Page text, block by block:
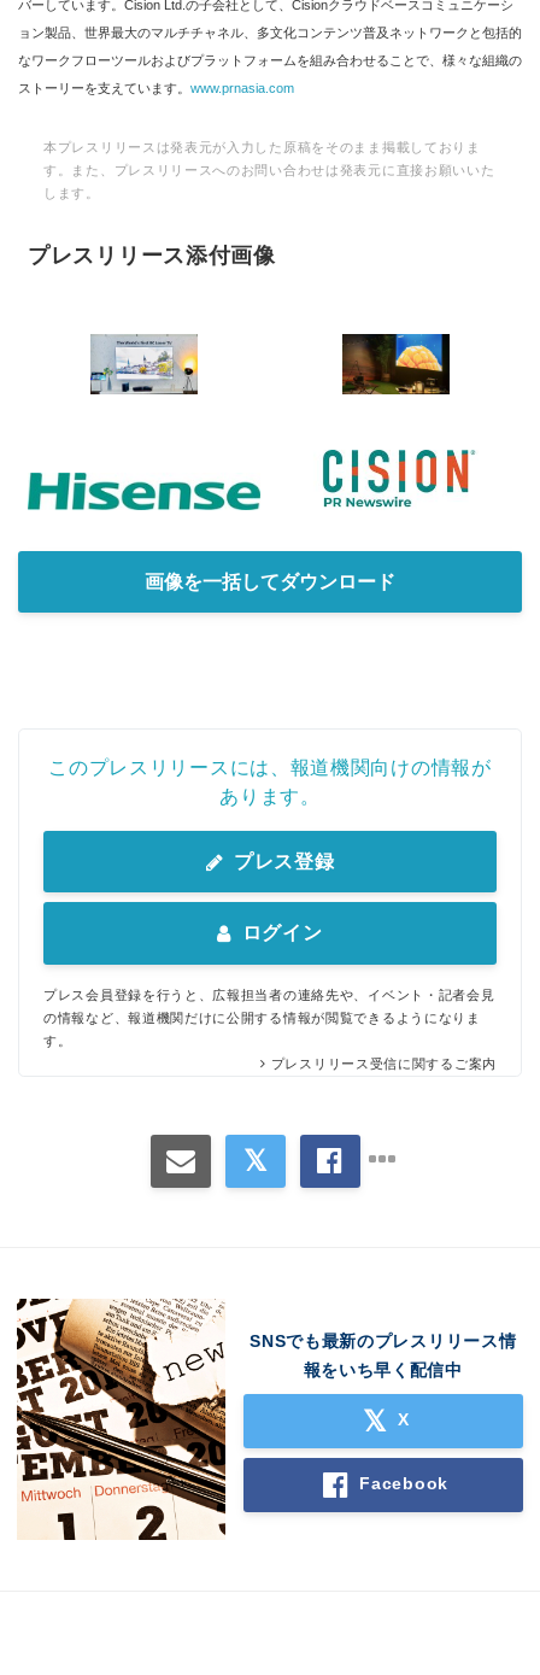
バーしています。Cision Ltd.の子会社として、Cisionクラウドベースコミュニケーシ
ョン製品、世界最大のマルチチャネル、多文化コンテンツ普及ネットワークと包括的
なワークフローツールおよびプラットフォームを組み合わせることで、様々な組織の
ストーリーを支えています。 www.prnasia.com
本プレスリリースは発表元が入力した原稿をそのまま掲載しておりま
す。また、プレスリリースへのお問い合わせは発表元に直接お願いいた
します。
プレスリリース添付画像
画像を一括してダウンロード
このプレスリリースには、報道機関向けの情報が
あります。
プレス登録
ログイン
プレス会員登録を行うと、広報担当者の連絡先や、イベント・記者会見
の情報など、報道機関だけに公開する情報が閲覧できるようになりま
す。
プレスリリース受信に関するご案内
SNSでも最新のプレスリリース情
報をいち早く配信中
X
Facebook